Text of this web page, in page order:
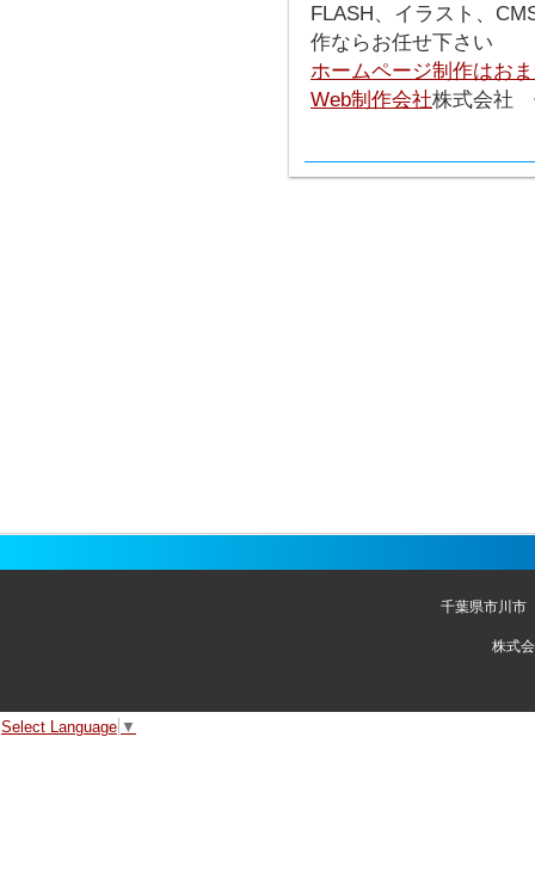
FLASH、イラスト、
作ならお任せ下さい
ホームページ制作はお
Web制作会社株式会社
千葉県市川市
株式
Select Language ▼